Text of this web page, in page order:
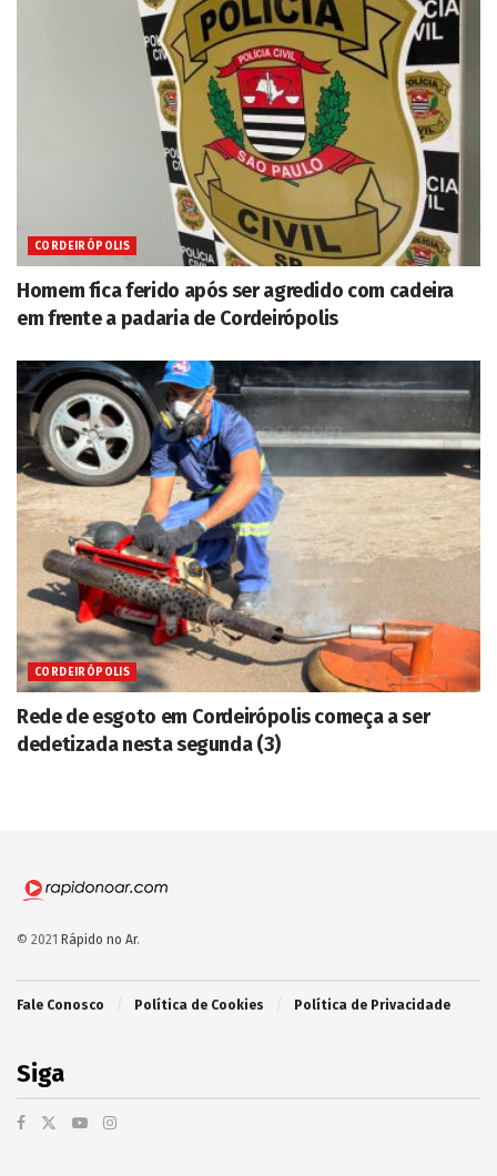
CORDEIRÓPOLIS
Homem fica ferido após ser agredido com cadeira
em frente a padaria de Cordeirópolis
CORDEIRÓPOLIS
Rede de esgoto em Cordeirópolis começa a ser
dedetizada nesta segunda (3)
© 2021 Rápido no Ar.
Fale Conosco Política de Cookies Política de Privacidade
Siga